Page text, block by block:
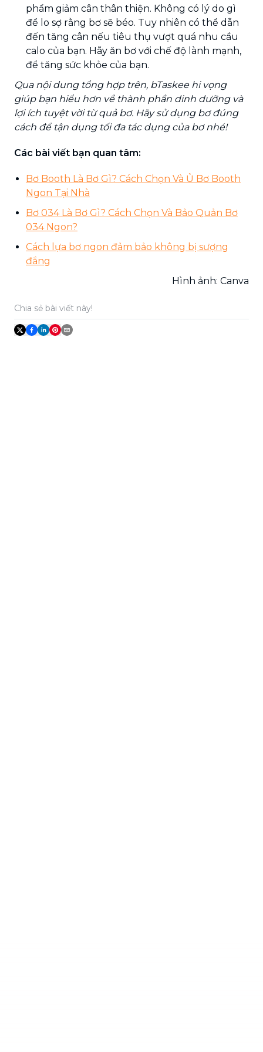
phẩm giảm cân thân thiện. Không có lý do gì
để lo sợ rằng bơ sẽ béo. Tuy nhiên có thể dẫn
đến tăng cân nếu tiêu thụ vượt quá nhu cầu
calo của bạn. Hãy ăn bơ với chế độ lành mạnh,
để tăng sức khỏe của bạn.
Qua nội dung tổng hợp trên, bTaskee hi vọng
giúp bạn hiểu hơn về thành phần dinh dưỡng và
lợi ích tuyệt vời từ quả bơ. Hãy sử dụng bơ đúng
cách để tận dụng tối đa tác dụng của bơ nhé!
Các bài viết bạn quan tâm:
Bơ Booth Là Bơ Gì? Cách Chọn Và Ủ Bơ Booth
Ngon Tại Nhà
Bơ 034 Là Bơ Gì? Cách Chọn Và Bảo Quản Bơ
034 Ngon?
Cách lựa bơ ngon đảm bảo không bị sượng
đắng
Hình ảnh: Canva
Chia sẻ bài viết này!